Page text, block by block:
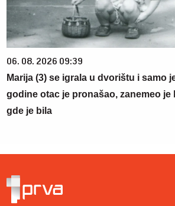
06. 08. 2026 09:39
Marija (3) se igrala u dvorištu i samo
godine otac je pronašao, zanemeo je
gde je bila